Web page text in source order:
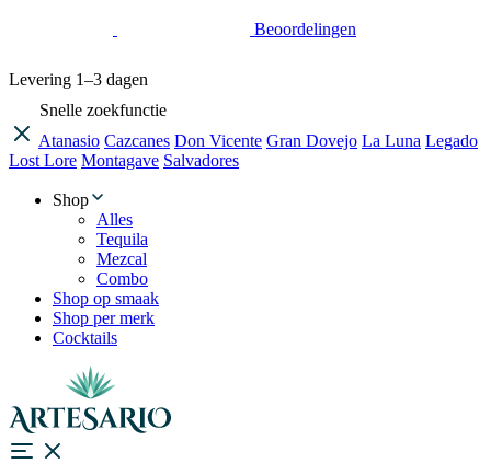
Beoordelingen
Levering 1–3 dagen
Snelle zoekfunctie
Atanasio Cazcanes Don Vicente Gran Dovejo La Luna Legado
Lost Lore Montagave Salvadores
Shop
Alles
Tequila
Mezcal
Combo
Shop op smaak
Shop per merk
Cocktails